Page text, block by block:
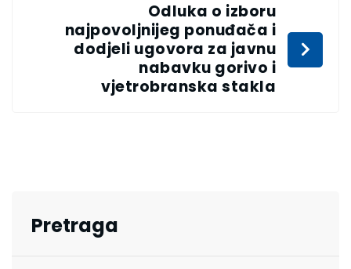
Odluka o izboru
najpovoljnijeg ponuđača i
dodjeli ugovora za javnu
nabavku gorivo i
vjetrobranska stakla
Pretraga